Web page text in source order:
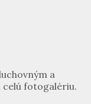
a
fotogalériu.